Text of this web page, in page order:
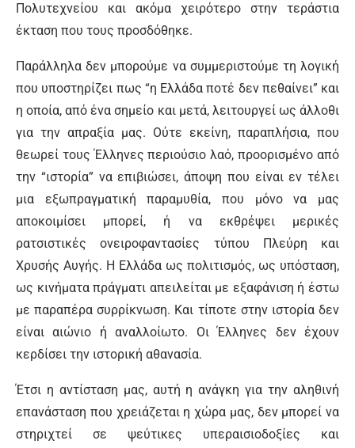
Πολυτεχνείου και ακόμα χειρότερο στην τεράστια
έκταση που τους προσδόθηκε.
Παράλληλα δεν μπορούμε να συμμεριστούμε τη λογική
που υποστηρίζει πως “η Ελλάδα ποτέ δεν πεθαίνει” και
η οποία, από ένα σημείο και μετά, λειτουργεί ως άλλοθι
για την απραξία μας. Ούτε εκείνη, παραπλήσια, που
θεωρεί τους Έλληνες περιούσιο λαό, προορισμένο από
την “ιστορία” να επιβιώσει, άποψη που είναι εν τέλει
μια εξωπραγματική παραμυθία, που μόνο να μας
αποκοιμίσει μπορεί, ή να εκθρέψει μερικές
ρατσιστικές ονειροφαντασίες τύπου Πλεύρη και
Χρυσής Αυγής. Η Ελλάδα ως πολιτισμός, ως υπόσταση,
ως κινήματα πράγματι απειλείται με εξαφάνιση ή έστω
με παραπέρα συρρίκνωση. Και τίποτε στην ιστορία δεν
είναι αιώνιο ή αναλλοίωτο. Οι Έλληνες δεν έχουν
κερδίσει την ιστορική αθανασία.
Έτσι η αντίσταση μας, αυτή η ανάγκη για την αληθινή
επανάσταση που χρειάζεται η χώρα μας, δεν μπορεί να
στηριχτεί σε ψεύτικες υπεραισιοδοξίες και